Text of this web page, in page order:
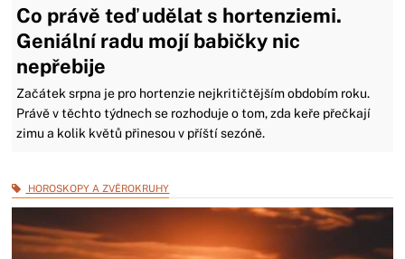
Co právě teď udělat s hortenziemi.
Geniální radu mojí babičky nic
nepřebije
Začátek srpna je pro hortenzie nejkritičtějším obdobím roku.
Právě v těchto týdnech se rozhoduje o tom, zda keře přečkají
zimu a kolik květů přinesou v příští sezóně.
HOROSKOPY A ZVĚROKRUHY